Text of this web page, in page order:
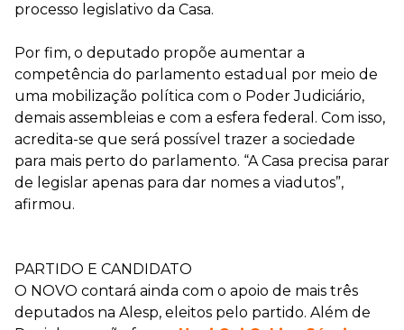
processo legislativo da Casa.
Por fim, o deputado propõe aumentar a
competência do parlamento estadual por meio de
uma mobilização política com o Poder Judiciário,
demais assembleias e com a esfera federal. Com isso,
acredita-se que será possível trazer a sociedade
para mais perto do parlamento. “A Casa precisa parar
de legislar apenas para dar nomes a viadutos”,
afirmou.
PARTIDO E CANDIDATO
O NOVO contará ainda com o apoio de mais três
deputados na Alesp, eleitos pelo partido. Além de